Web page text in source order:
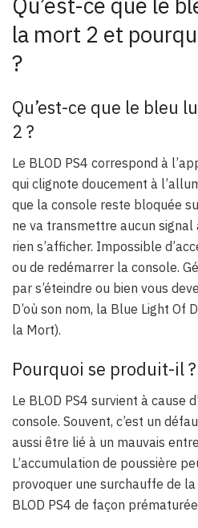
la mort 2 et
?
Qu’est-ce que le bleu
2 ?
Le BLOD PS4 correspond à
qui clignote doucement à
que la console reste bloquée
ne va transmettre aucun signal
rien s’afficher. Impossible
ou de redémarrer la console.
par s’éteindre ou bien vous
D’où son nom, la Blue Light Of
la Mort).
Pourquoi se produit-il ?
Le BLOD PS4 survient à cause
console. Souvent, c’est un
aussi être lié à un mauvais
L’accumulation de poussière
provoquer une surchauffe de
BLOD PS4 de façon